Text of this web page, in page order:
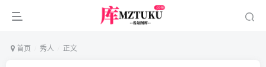
首页 秀人 正文